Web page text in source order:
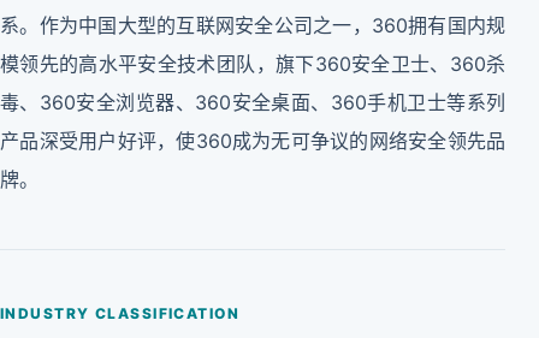
系。作为中国大型的互联网安全公司之一，360拥有国内规
模领先的高水平安全技术团队，旗下360安全卫士、360杀
毒、360安全浏览器、360安全桌面、360手机卫士等系列
产品深受用户好评，使360成为无可争议的网络安全领先品
牌。
INDUSTRY CLASSIFICATION